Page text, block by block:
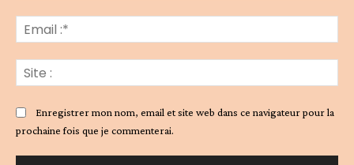
:*
:
Enregistrer mon nom, email et site web dans ce navigateur pour la
prochaine fois que je commenterai.